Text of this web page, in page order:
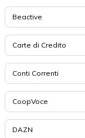
Beactive
Carte di Credito
Conti Correnti
CoopVoce
DAZN